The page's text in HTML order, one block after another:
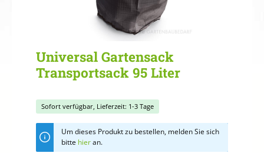
Universal Gartensack
Transportsack 95 Liter
Sofort verfügbar, Lieferzeit: 1-3 Tage
Um dieses Produkt zu bestellen, melden Sie sich
bitte hieran.